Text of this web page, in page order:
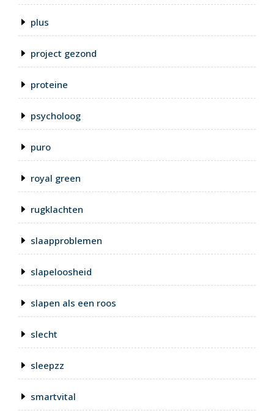
plus
project gezond
proteine
psycholoog
puro
royal green
rugklachten
slaapproblemen
slapeloosheid
slapen als een roos
slecht
sleepzz
smartvital